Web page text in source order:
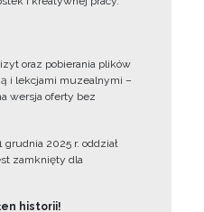
oraz pobierania plików
i lekcjami muzealnymi –
wersja oferty bez
grudnia 2025 r. oddział
zamknięty dla
historii!